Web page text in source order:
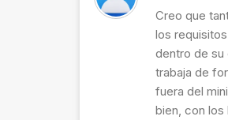
Creo que
los
dentro de su
trabaja de
fuera del
bien, con los